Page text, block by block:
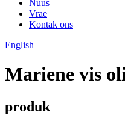
Nuus
Vrae
Kontak ons
English
Mariene vis
produk